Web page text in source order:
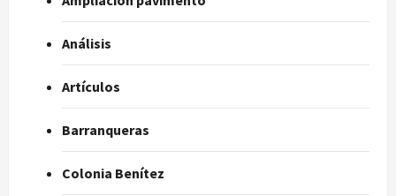
Análisis
Artículos
Barranqueras
Colonia Benítez